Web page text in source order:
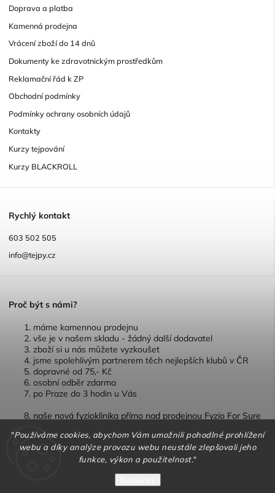
"Používáme cookies, abychom Vám umožnili pohodlné prohlížení
webu a díky analýze provozu webu neustále zlepšovali jeho
funkce, výkon a použitelnost."
Doprava a platba
Kamenná prodejna
Vrácení zboží do 14 dnů
Dokumenty ke zdravotnickým prostředkům
Reklamační řád k ZP
Obchodní podmínky
Podmínky ochrany osobních údajů
Kontakty
Kurzy tejpování
Kurzy BLACKROLL
Rychlý kontakt
603 502 505
info@tejpy.cz
Proč být s námi?
máme kamennou prodejnu
vše je v našem skladu - žádný další dodavatel
zboží si u nás můžete vyzkoušet
jsme spolehlivým partnerem těch nejlepších klubů v ČR
dopravné od 75,- Kč
osobní odběr zdarma
po Praze do 3 hodin u Vás
naše nová fyzioklinika přímo nad prodejnou Fyzio For Sure
Shoptet| Design